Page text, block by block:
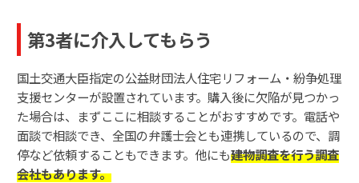
第3者に介入してもらう
国土交通大臣指定の公益財団法人住宅リフォーム・紛争処理
支援センターが設置されています。購入後に欠陥が見つかっ
た場合は、まずここに相談することがおすすめです。電話や
面談で相談でき、全国の弁護士会とも連携しているので、調
停など依頼することもできます。他にも建物調査を行う調査
会社もあります。